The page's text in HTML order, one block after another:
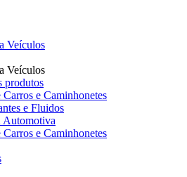
Veículos
Veículos
produtos
Carros e Caminhonetes
e Fluidos
Automotiva
Carros e Caminhonetes